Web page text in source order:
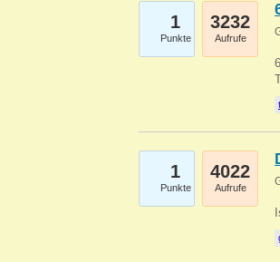
1
Punkte
3232
Aufrufe
1
Punkte
4022
Aufrufe